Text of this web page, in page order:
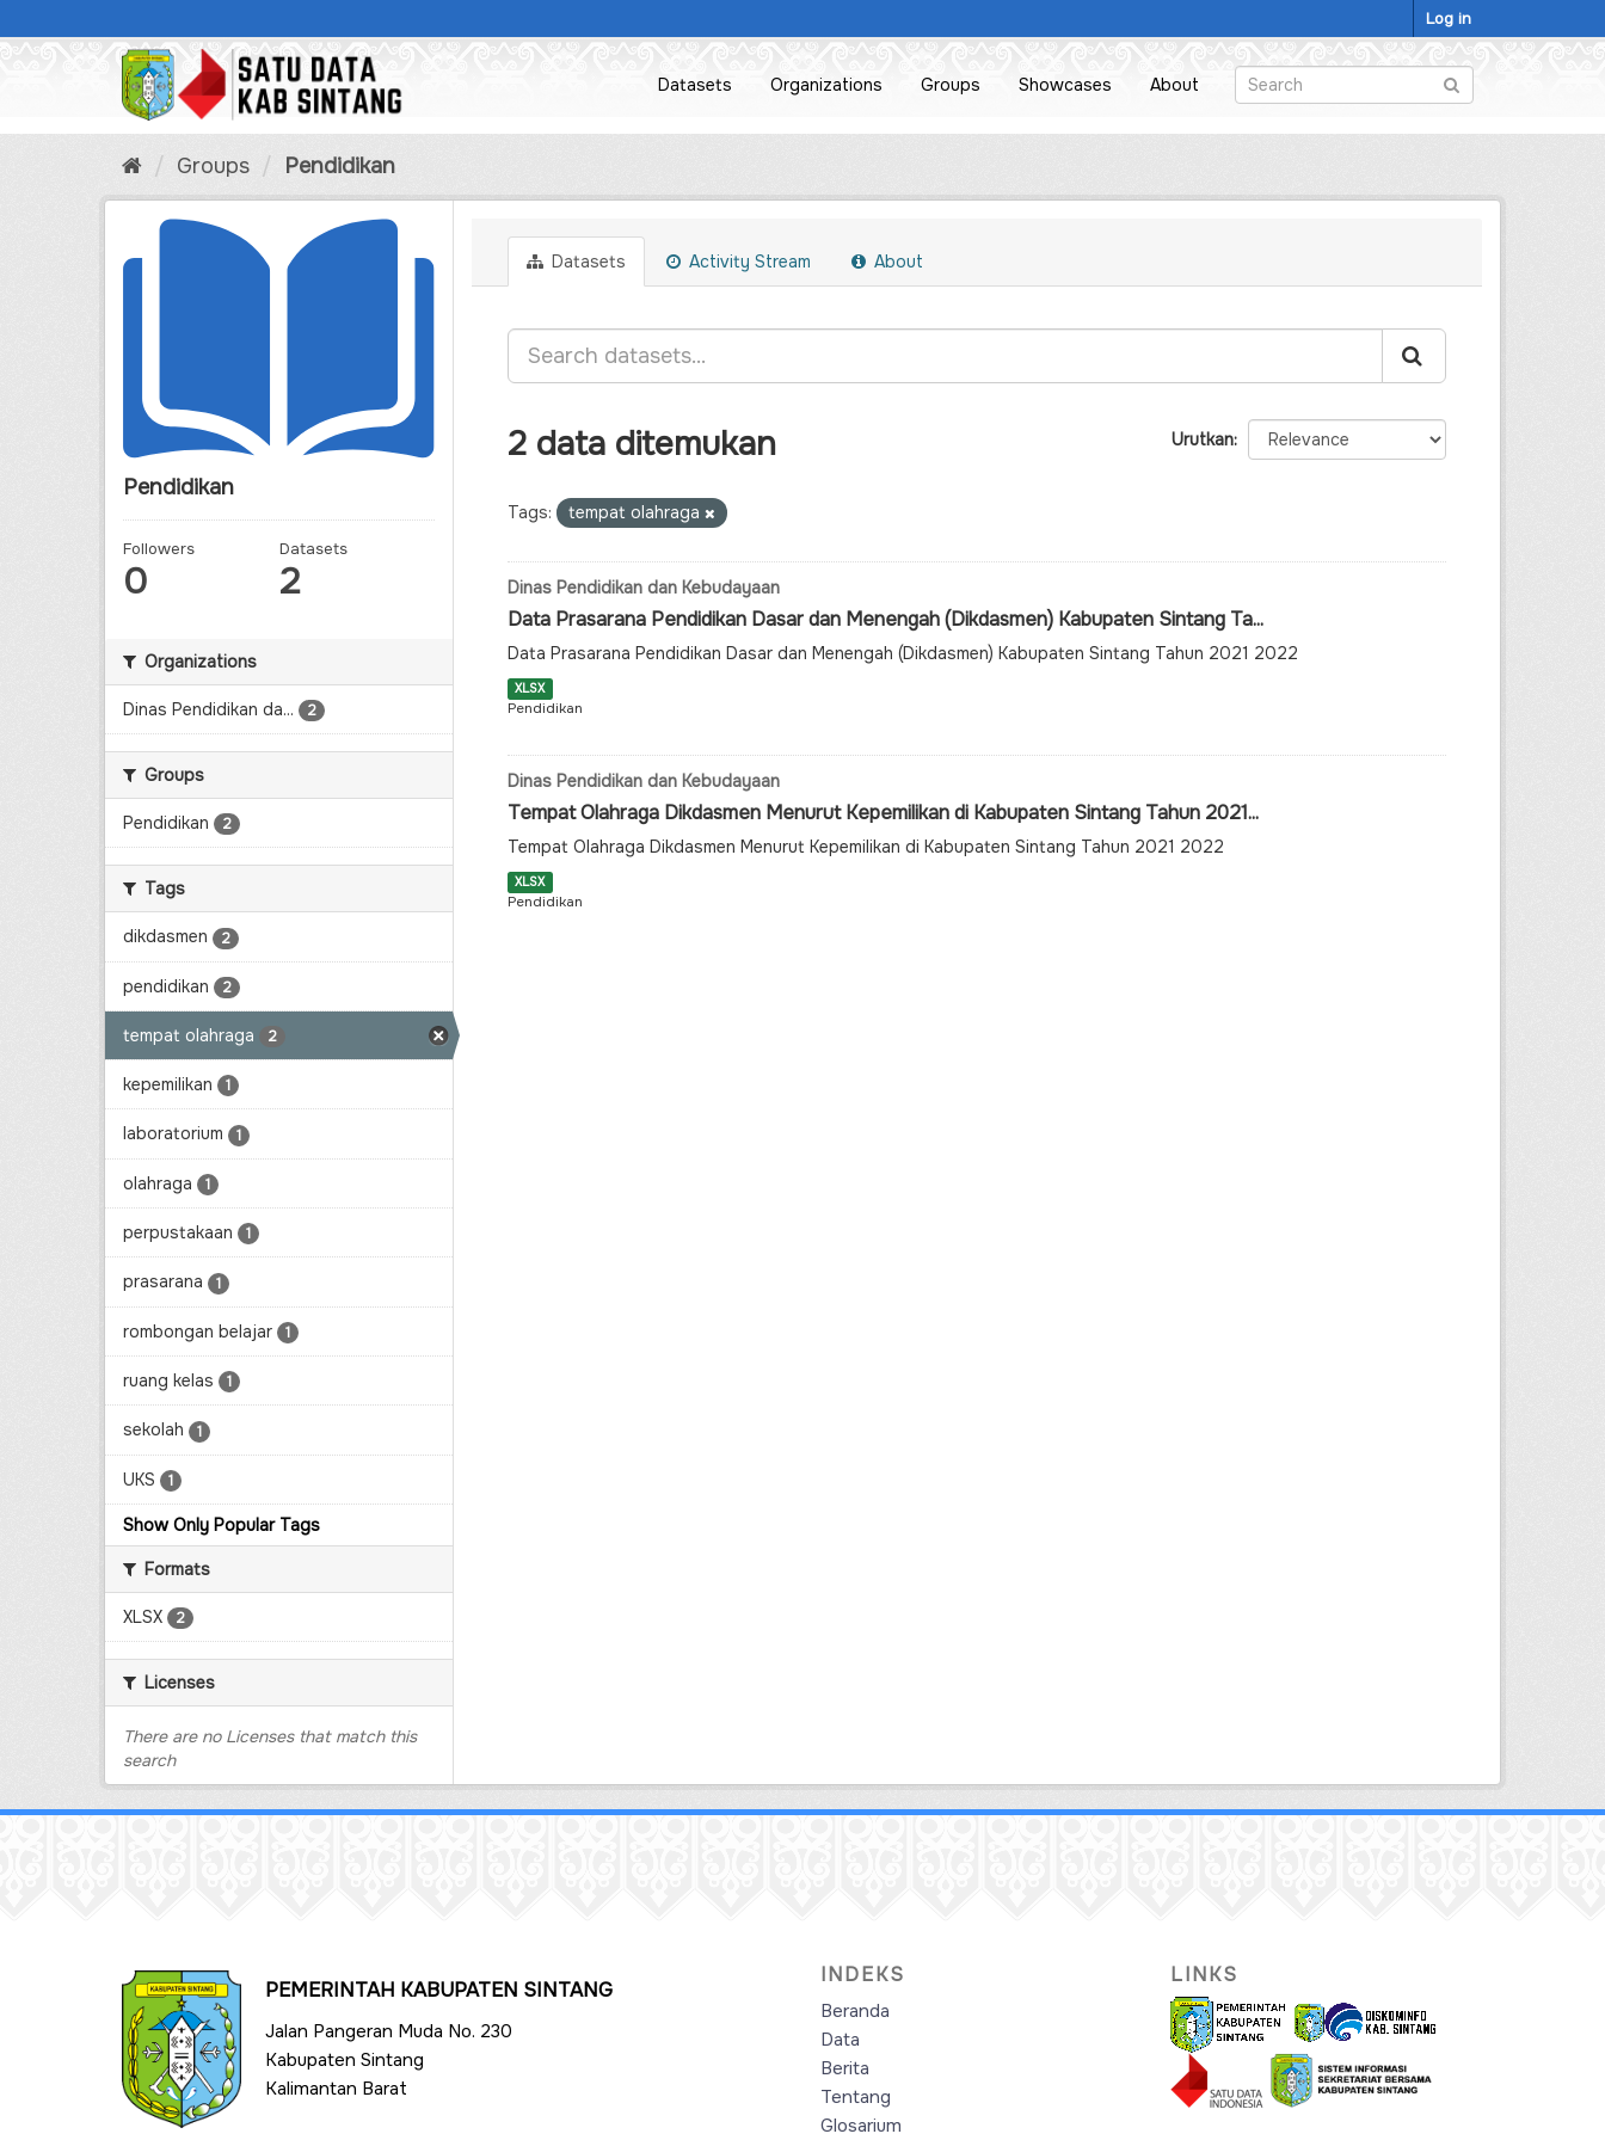
to
Log in
Datasets Organizations Groups Showcases About
Groups Pendidikan
Pendidikan
Followers
0
Datasets
2
Organizations
Dinas Pendidikan da... 2
Groups
Pendidikan 2
Tags
dikdasmen 2
pendidikan 2
tempat olahraga 2
kepemilikan 1
laboratorium 1
olahraga 1
perpustakaan 1
prasarana 1
rombongan belajar 1
ruang kelas 1
sekolah 1
UKS 1
Show Only Popular Tags
Formats
XLSX 2
Licenses
There are no Licenses that match this
search
Datasets Activity Stream About
Urutkan
2 data ditemukan
Tags: tempat olahraga
Dinas Pendidikan dan Kebudayaan
Data Prasarana Pendidikan Dasar dan Menengah (Dikdasmen) Kabupaten Sintang Ta...
Data Prasarana Pendidikan Dasar dan Menengah (Dikdasmen) Kabupaten Sintang Tahun 2021 2022
XLSX
Pendidikan
Dinas Pendidikan dan Kebudayaan
Tempat Olahraga Dikdasmen Menurut Kepemilikan di Kabupaten Sintang Tahun 2021...
Tempat Olahraga Dikdasmen Menurut Kepemilikan di Kabupaten Sintang Tahun 2021 2022
XLSX
Pendidikan
PEMERINTAH KABUPATEN SINTANG
Jalan Pangeran Muda No. 230
Kabupaten Sintang
Kalimantan Barat
INDEKS
Beranda
Data
Berita
Tentang
Glosarium
LINKS